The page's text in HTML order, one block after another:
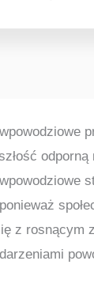
z rosnącym